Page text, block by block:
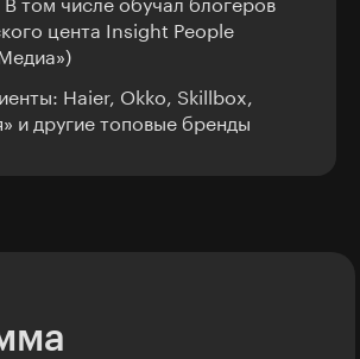
В том числе обучал блогеров
цента Insight People
Haier, Okko, Skillbox,
и другие топовые бренды